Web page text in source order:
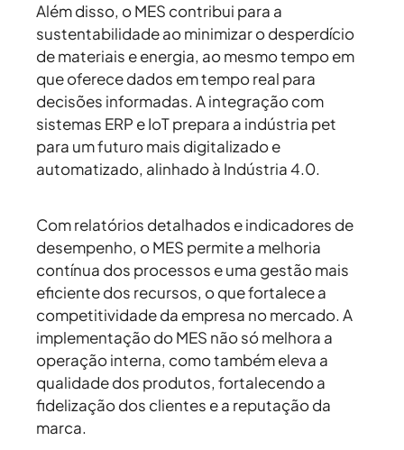
Além disso, o MES contribui para a
sustentabilidade ao minimizar o desperdício
de materiais e energia, ao mesmo tempo em
que oferece dados em tempo real para
decisões informadas. A integração com
sistemas ERP e IoT prepara a indústria pet
para um futuro mais digitalizado e
automatizado, alinhado à Indústria 4.0.
Com relatórios detalhados e indicadores de
desempenho, o MES permite a melhoria
contínua dos processos e uma gestão mais
eficiente dos recursos, o que fortalece a
competitividade da empresa no mercado. A
implementação do MES não só melhora a
operação interna, como também eleva a
qualidade dos produtos, fortalecendo a
fidelização dos clientes e a reputação da
marca.